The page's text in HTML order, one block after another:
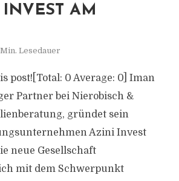
AM
Min. Lesedauer
post![Total: 0 Average: 0] Iman
Partner bei Nierobisch &
gründet sein
Azini Invest
neue Gesellschaft
mit dem Schwerpunkt